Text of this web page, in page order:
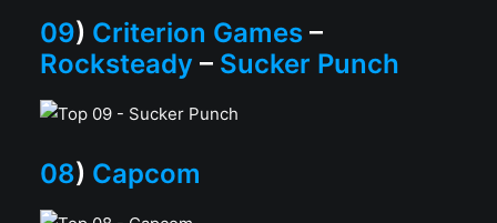
09) Criterion Games –
Rocksteady – Sucker Punch
08) Capcom